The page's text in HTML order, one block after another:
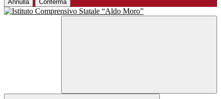
Annulla Conferma